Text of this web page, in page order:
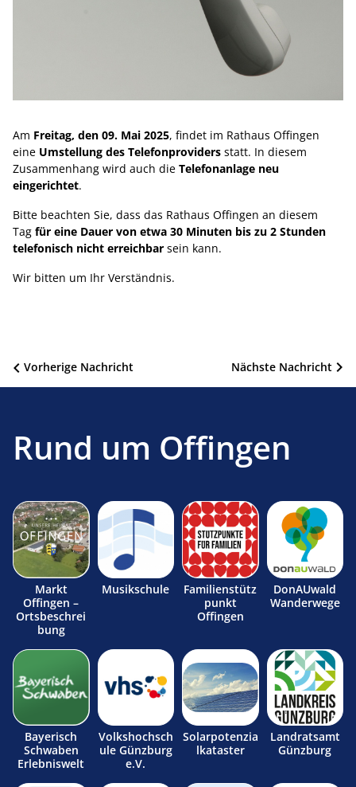
Am Freitag, den 09. Mai 2025, findet im Rathaus Offingen
eine Umstellung des Telefonproviders statt. In diesem
Zusammenhang wird auch die Telefonanlage neu
eingerichtet.
Bitte beachten Sie, dass das Rathaus Offingen an diesem
Tag für eine Dauer von etwa 30 Minuten bis zu 2 Stunden
telefonisch nicht erreichbar sein kann.
Wir bitten um Ihr Verständnis.
Beitragsnavigation Nächste Nachricht
Vorherige Nachricht
Rund um Offingen
Markt
Offingen –
Ortsbeschrei
bung
Musikschule
Familienstütz
punkt
Offingen
DonAUwald
Wanderwege
Bayerisch
Schwaben
Erlebniswelt
Volkshochsch
ule Günzburg
e.V.
Solarpotenzia
lkataster
Landratsamt
Günzburg